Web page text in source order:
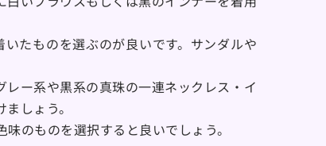
たものを選ぶのが良いです。サンダルや
ー系や黒系の真珠の一連ネックレス・イ
しょう。
のものを選択すると良いでしょう。